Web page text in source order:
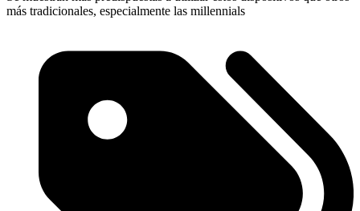
más tradicionales, especialmente las millennials